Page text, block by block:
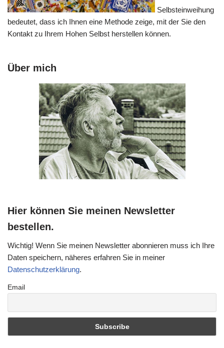
Selbsteinweihung
bedeutet, dass ich Ihnen eine Methode zeige, mit der Sie den
Kontakt zu Ihrem Hohen Selbst herstellen können.
Über mich
Hier können Sie meinen Newsletter
bestellen.
Wichtig! Wenn Sie meinen Newsletter abonnieren muss ich Ihre
Daten speichern, näheres erfahren Sie in meiner
Datenschutzerklärung.
Email